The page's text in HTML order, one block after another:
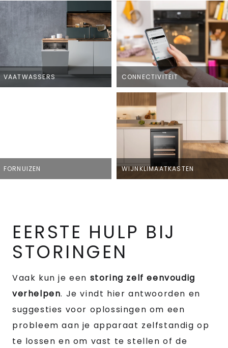
VAATWASSERS CONNECTIVITEIT
FORNUIZEN WIJNKLIMAATKASTEN
EERSTE HULP BIJ
STORINGEN
Vaak kun je een storing zelf eenvoudig
verhelpen. Je vindt hier antwoorden en
suggesties voor oplossingen om een
probleem aan je apparaat zelfstandig op
te lossen en om vast te stellen of de